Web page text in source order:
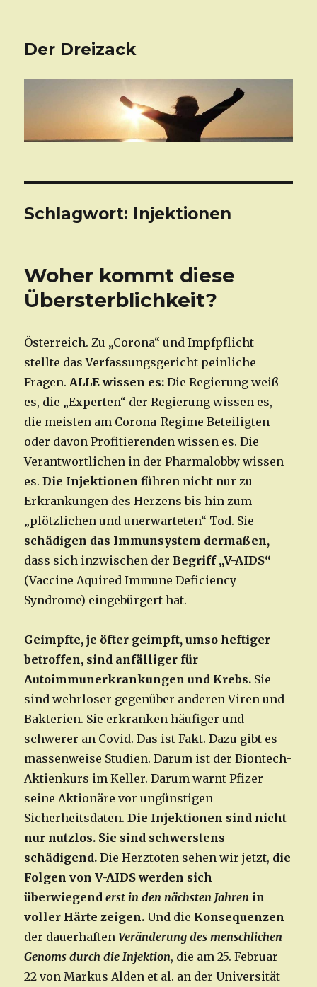
Der Dreizack
Schlagwort: Injektionen
Woher kommt diese
Übersterblichkeit?
Österreich. Zu „Corona“ und Impfpflicht
stellte das Verfassungsgericht peinliche
Fragen.ALLE wissen es: Die Regierung weiß
es, die „Experten“ der Regierung wissen es,
die meisten am Corona-Regime Beteiligten
oder davon Profitierenden wissen es. Die
Verantwortlichen in der Pharmalobby wissen
es.Die Injektionen führen nicht nur zu
Erkrankungen des Herzens bis hin zum
„plötzlichen und unerwarteten“ Tod. Sie
schädigen das Immunsystem dermaßen,
dass sich inzwischen derBegriff „V-AIDS“
(Vaccine Aquired Immune Deficiency
Syndrome) eingebürgert hat.
Geimpfte, je öfter geimpft, umso heftiger
betroffen, sind anfälliger für
Autoimmunerkrankungen und Krebs. Sie
sind wehrloser gegenüber anderen Viren und
Bakterien. Sie erkranken häufiger und
schwerer an Covid. Das ist Fakt. Dazu gibt es
massenweise Studien. Darum ist der Biontech-
Aktienkurs im Keller. Darum warnt Pfizer
seine Aktionäre vor ungünstigen
Sicherheitsdaten.Die Injektionen sind nicht
nur nutzlos. Sie sind schwerstens
schädigend.Die Herztoten sehen wir jetzt, die
Folgen von V-AIDS werden sich
überwiegenderst in den nächsten Jahren in
voller Härte zeigen. Und die Konsequenzen
der dauerhaftenVeränderung des menschlichen
Genoms durch die Injektion, die am 25. Februar
22 von Markus Alden et al. an der Universität